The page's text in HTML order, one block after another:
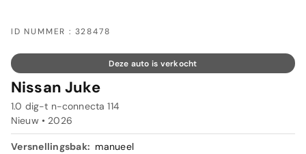
ID NUMMER : 328478
Deze auto is verkocht
Nissan Juke
1.0 dig-t n-connecta 114
Nieuw • 2026
Versnellingsbak: manueel